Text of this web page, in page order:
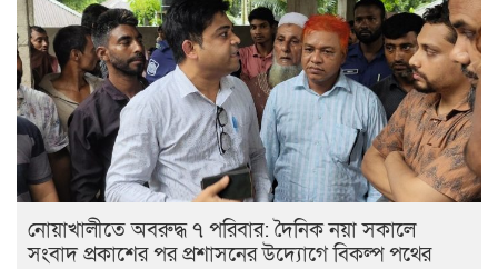
নোয়াখালীতে অবরুদ্ধ ৭ পরিবার: দৈনিক নয়া সকালে
সংবাদ প্রকাশের পর প্রশাসনের উদ্যোগে বিকল্প পথের